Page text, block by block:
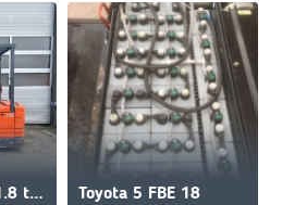
Toyota 5FBE18 1.8 ton elektrische heftruck 1800kg triplex
Toyota 5 FBE 18